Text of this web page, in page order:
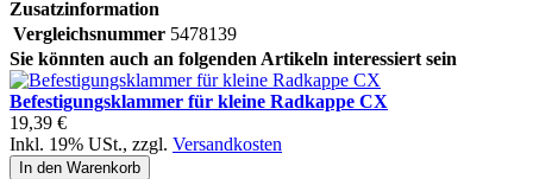
Zusatzinformation
Vergleichsnummer 5478139
Sie könnten auch an folgenden Artikeln interessiert sein
Befestigungsklammer für kleine Radkappe CX
19,39 €
Inkl. 19% USt., zzgl. Versandkosten
In den Warenkorb